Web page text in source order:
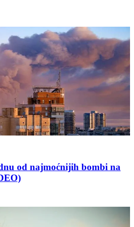
od najmoćnijih bombi na